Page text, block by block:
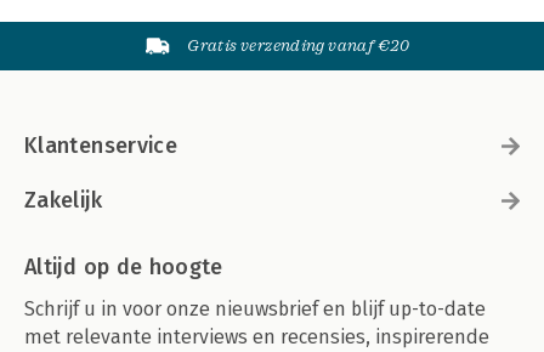
Gratis verzending vanaf €20
Klantenservice
Zakelijk
Altijd op de hoogte
Schrijf u in voor onze nieuwsbrief en blijf up-to-date
met relevante interviews en recensies, inspirerende